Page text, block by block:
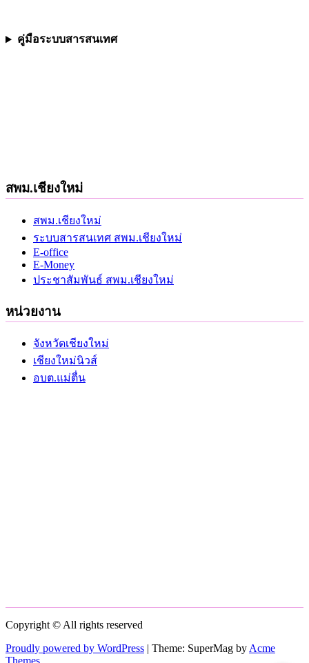
คู่มือระบบสารสนเทศ
สพม.เชียงใหม่
สพม.เชียงใหม่
ระบบสารสนเทศ สพม.เชียงใหม่
E-office
E-Money
ประชาสัมพันธ์ สพม.เชียงใหม่
หน่วยงาน
จังหวัดเชียงใหม่
เชียงใหม่นิวส์
อบต.แม่ตื่น
Copyright © All rights reserved
Proudly powered by WordPress | Theme: SuperMag by Acme